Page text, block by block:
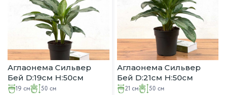
Аглаонема Сильвер
Бей D:19см H:50см
19 см 50 см
Аглаонема Сильвер
Бей D:21см H:50см
21 см 50 см